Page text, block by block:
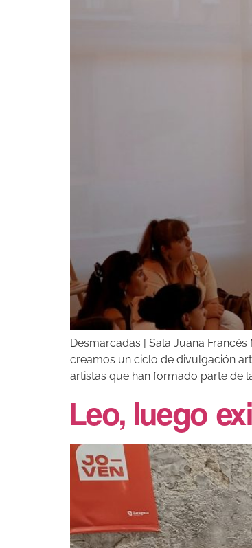
Desmarcadas | Sala Juana
creamos un ciclo de divulgación
artistas que han formado parte de
Leo, luego